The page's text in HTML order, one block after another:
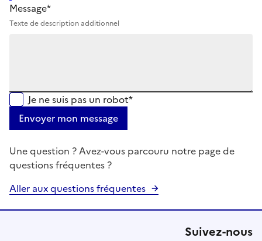
Message*
Texte de description additionnel
Je ne suis pas un robot*
Envoyer mon message
Une question ? Avez-vous parcouru notre page de
questions fréquentes ?
Aller aux questions fréquentes
Suivez-nous